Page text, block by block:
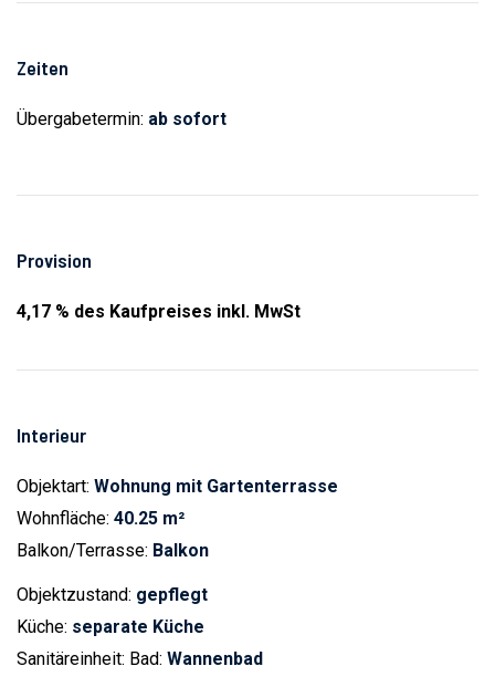
Zeiten
Übergabetermin: ab sofort
Provision
4,17 % des Kaufpreises inkl. MwSt
Interieur
Objektart: Wohnung mit Gartenterrasse
Wohnfläche: 40.25 m²
Balkon/Terrasse: Balkon
Objektzustand: gepflegt
Küche: separate Küche
Sanitäreinheit: Bad: Wannenbad